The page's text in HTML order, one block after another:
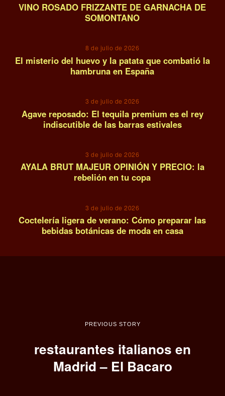
VINO ROSADO FRIZZANTE DE GARNACHA DE
SOMONTANO
8 de julio de 2026
El misterio del huevo y la patata que combatió la
hambruna en España
3 de julio de 2026
Agave reposado: El tequila premium es el rey
indiscutible de las barras estivales
3 de julio de 2026
AYALA BRUT MAJEUR OPINIÓN Y PRECIO: la
rebelión en tu copa
3 de julio de 2026
Coctelería ligera de verano: Cómo preparar las
bebidas botánicas de moda en casa
PREVIOUS STORY
restaurantes italianos en
Madrid – El Bacaro